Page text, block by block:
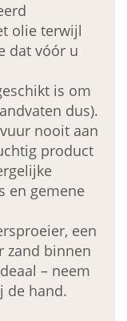
olie terwijl
dat vóór u
is om
dus).
nooit aan
product
en gemene
een
zand binnen
– neem
de hand.